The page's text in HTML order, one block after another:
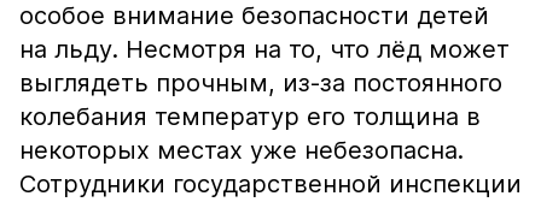
особое внимание безопасности детей
на льду. Несмотря на то, что лёд может
выглядеть прочным, из-за постоянного
колебания температур его толщина в
некоторых местах уже небезопасна.
Сотрудники государственной инспекции